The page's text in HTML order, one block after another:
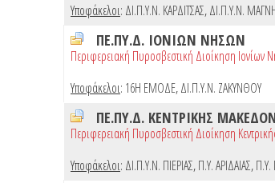
Υποφάκελοι: ΔΙ.Π.Υ.Ν. ΚΑΡΔΙΤΣΑΣ,ΔΙ.Π.Υ.Ν.
ΠΕ.ΠΥ.Δ. ΙΟΝΙΩΝ ΝΗΣΩΝ
Περιφερειακή Πυροσβεστική Διοίκηση Ιονίων
Υποφάκελοι: 16Η ΕΜΟΔΕ,ΔΙ.Π.Υ.Ν. ΖΑΚΥΝΘΟΥ
ΠΕ.ΠΥ.Δ. ΚΕΝΤΡΙΚΗΣ
Περιφερειακή Πυροσβεστική Διοίκηση
Υποφάκελοι: ΔΙ.Π.Υ.Ν. ΠΙΕΡΙΑΣ,Π.Υ. ΑΡΙΔΑΙΑΣ,Π.Υ.